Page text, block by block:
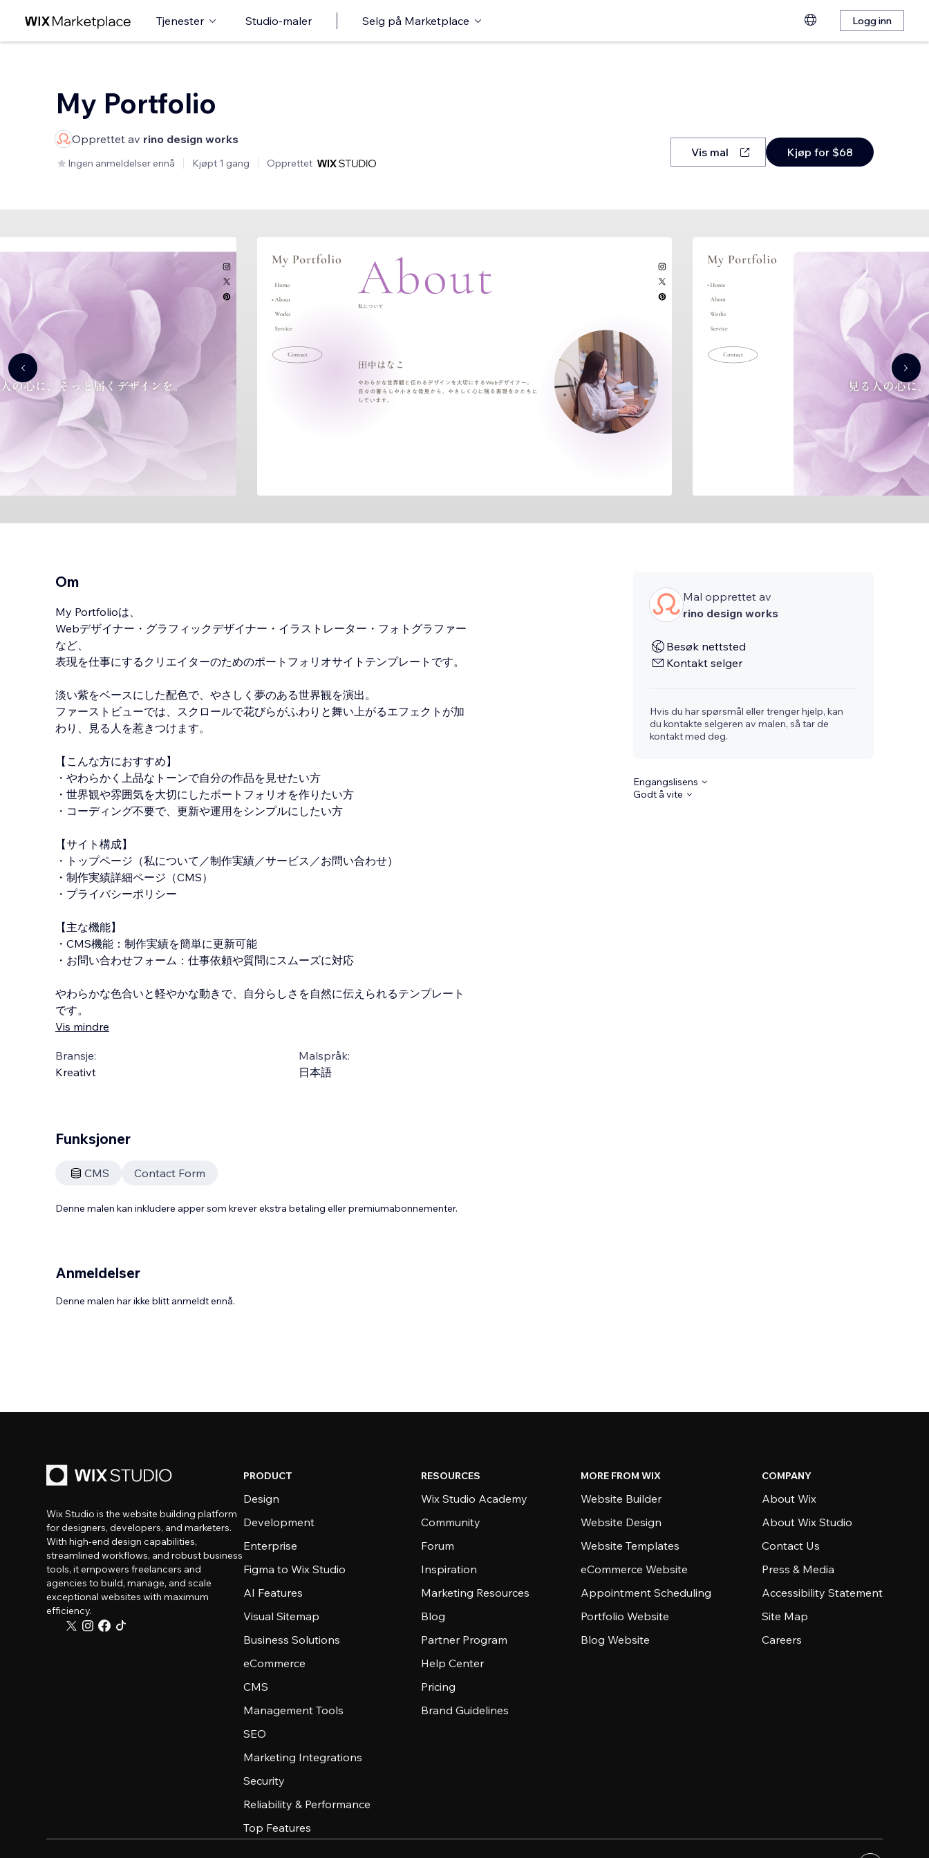
Tjenester Studio-maler Selg på Marketplace Logg inn
My Portfolio
Opprettet av rino design works
Ingen anmeldelser ennå Kjøpt 1 gang Opprettet
Vis mal Kjøp for $68
Om
My Portfolioは、
Webデザイナー・グラフィックデザイナー・イラストレーター・フォトグラファー
など、
表現を仕事にするクリエイターのためのポートフォリオサイトテンプレートです。
淡い紫をベースにした配色で、やさしく夢のある世界観を演出。
ファーストビューでは、スクロールで花びらがふわりと舞い上がるエフェクトが加
わり、見る人を惹きつけます。
【こんな方におすすめ】
・やわらかく上品なトーンで自分の作品を見せたい方
・世界観や雰囲気を大切にしたポートフォリオを作りたい方
・コーディング不要で、更新や運用をシンプルにしたい方
【サイト構成】
・トップページ（私について／制作実績／サービス／お問い合わせ）
・制作実績詳細ページ（CMS）
・プライバシーポリシー
【主な機能】
・CMS機能：制作実績を簡単に更新可能
・お問い合わせフォーム：仕事依頼や質問にスムーズに対応
やわらかな色合いと軽やかな動きで、自分らしさを自然に伝えられるテンプレート
です。
Vis mindre
Bransje:
Kreativt
Malspråk:
日本語
Mal opprettet av
rino design works
Besøk nettsted
Kontakt selger
Hvis du har spørsmål eller trenger hjelp, kan
du kontakte selgeren av malen, så tar de
kontakt med deg.
Engangslisens
Godt å vite
Funksjoner
CMS Contact Form
Denne malen kan inkludere apper som krever ekstra betaling eller premiumabonnementer.
Anmeldelser
Denne malen har ikke blitt anmeldt ennå.
Wix Studio is the website building platform
for designers, developers, and marketers.
With high-end design capabilities,
streamlined workflows, and robust business
tools, it empowers freelancers and
agencies to build, manage, and scale
exceptional websites with maximum
efficiency.
PRODUCT
Design
Development
Enterprise
Figma to Wix Studio
AI Features
Visual Sitemap
Business Solutions
eCommerce
CMS
Management Tools
SEO
Marketing Integrations
Security
Reliability & Performance
Top Features
RESOURCES
Wix Studio Academy
Community
Forum
Inspiration
Marketing Resources
Blog
Partner Program
Help Center
Pricing
Brand Guidelines
MORE FROM WIX
Website Builder
Website Design
Website Templates
eCommerce Website
Appointment Scheduling
Portfolio Website
Blog Website
COMPANY
About Wix
About Wix Studio
Contact Us
Press & Media
Accessibility Statement
Site Map
Careers